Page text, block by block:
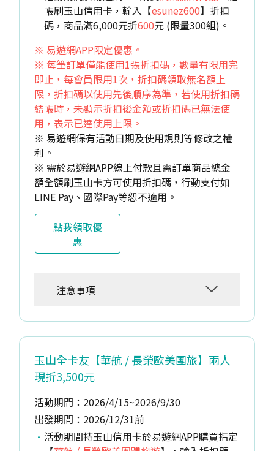
帳刷玉山信用卡，輸入【esunez600】折扣
碼，商品滿6,000元折600元 (限量300組)。
※ 易遊網APP限定優惠。
※ 每筆訂單僅能使用1張折扣碼，數量有限用完
即止，每會員限用1次，折扣碼領取無名額上
限，折扣碼以使用先後順序為準，若使用折扣碼
結帳時，未顯示折扣後金額或折扣碼已無法使
用，表示已達使用上限。
※ 易遊網保有活動日期及使用規則等修改之權
利。
※ 需於易遊網APP線上付款且需訂單商品總金
額全額刷玉山卡方可使用折扣碼，行動支付如
LINE Pay、國際Pay等恕不適用。
點我領取優
惠
注意事項
玉山全卡友【華航 / 長榮歐美團旅】兩人
現折3,500元
活動期間：2026/4/15~2026/9/30
出發期間：2026/12/31前
活動期間持玉山信用卡於易遊網APP購買指定